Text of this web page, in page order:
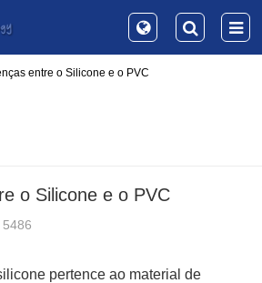
entre o Silicone e o PVC
o Silicone e o PVC
pertence ao material de